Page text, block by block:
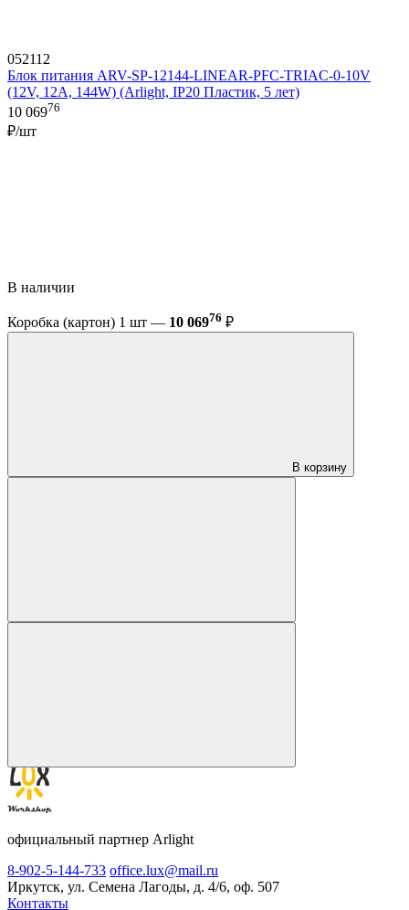
052112
Блок питания ARV-SP-12144-LINEAR-PFC-TRIAC-0-10V
(12V, 12A, 144W) (Arlight, IP20 Пластик, 5 лет)
10 06976
₽/шт
В наличии
Коробка (картон) 1 шт — 10 06976 ₽
В корзину
официальный партнер Arlight
8-902-5-144-733 office.lux@mail.ru
Иркутск, ул. Семена Лагоды, д. 4/6, оф. 507
Контакты